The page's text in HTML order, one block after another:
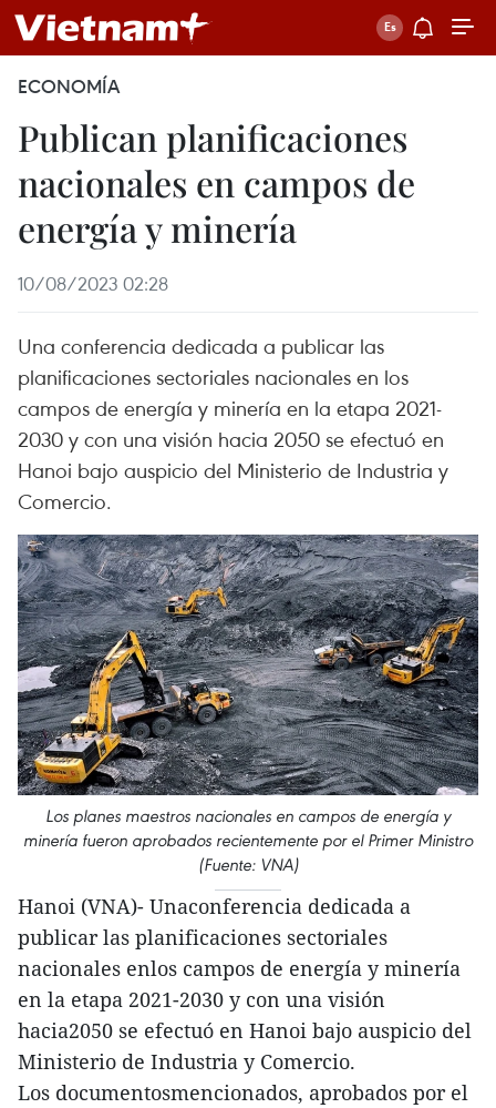
ECONOMÍA
Publican planificaciones
nacionales en campos de
energía y minería
10/08/2023 02:28
Una conferencia dedicada a publicar las
planificaciones sectoriales nacionales en los
campos de energía y minería en la etapa 2021-
2030 y con una visión hacia 2050 se efectuó en
Hanoi bajo auspicio del Ministerio de Industria y
Comercio.
Los planes maestros nacionales en campos de energía y
minería fueron aprobados recientemente por el Primer Ministro
(Fuente: VNA)
Hanoi (VNA)- Unaconferencia dedicada a
publicar las planificaciones sectoriales
nacionales enlos campos de energía y minería
en la etapa 2021-2030 y con una visión
hacia2050 se efectuó en Hanoi bajo auspicio del
Ministerio de Industria y Comercio.
Los documentosmencionados, aprobados por el